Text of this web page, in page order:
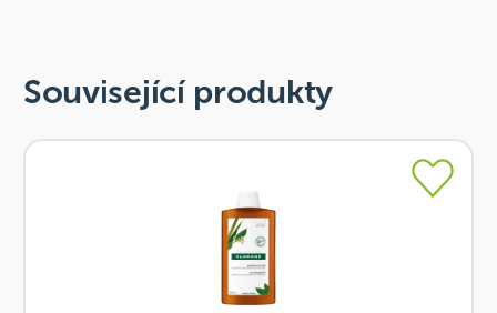
Související produkty